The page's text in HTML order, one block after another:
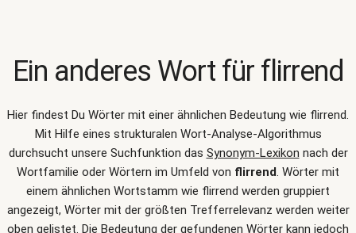
Ein anderes Wort für flirrend
Hier findest Du Wörter mit einer ähnlichen Bedeutung wie flirrend.
Mit Hilfe eines strukturalen Wort-Analyse-Algorithmus
durchsucht unsere Suchfunktion das Synonym-Lexikon nach der
Wortfamilie oder Wörtern im Umfeld von flirrend. Wörter mit
einem ähnlichen Wortstamm wie flirrend werden gruppiert
angezeigt, Wörter mit der größten Trefferrelevanz werden weiter
oben gelistet. Die Bedeutung der gefundenen Wörter kann jedoch